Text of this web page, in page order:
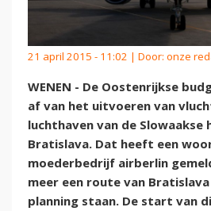
21 april 2015 - 11:02 | Door: onze
WENEN - De Oostenrijkse
af van het uitvoeren van
luchthaven van de Slowaakse
Bratislava. Dat heeft een
moederbedrijf airberlin
meer een route van
planning staan. De start van